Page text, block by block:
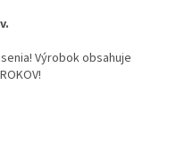
Výrobok obsahuje